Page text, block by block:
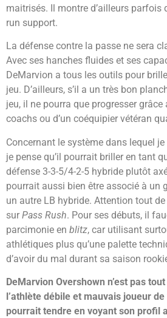
maitrisés. Il montre d’ailleurs parfois
run support.
La défense contre la passe ne sera
Avec ses hanches fluides et ses
DeMarvion a tous les outils pour
jeu. D’ailleurs, s’il a un très bon
jeu, il ne pourra que progresser
coachs ou d’un coéquipier vétéran
Concernant le système dans lequel
je pense qu’il pourrait briller en tant
défense 3-3-5/4-2-5 hybride plutôt
pourrait aussi bien être associé à un
un autre LB hybride. Attention tout
sur Pass Rush. Pour ses débuts, il
parcimonie en blitz, car utilisant
athlétiques plus qu’une palette
d’avoir du mal durant sa saison
DeMarvion Overshown n’est pas
l’athlète débile et mauvais joueur
pourrait tendre en voyant son profil